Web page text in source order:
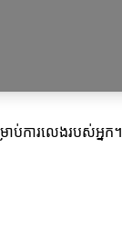
ាប់ការលេងរបស់អ្នក។